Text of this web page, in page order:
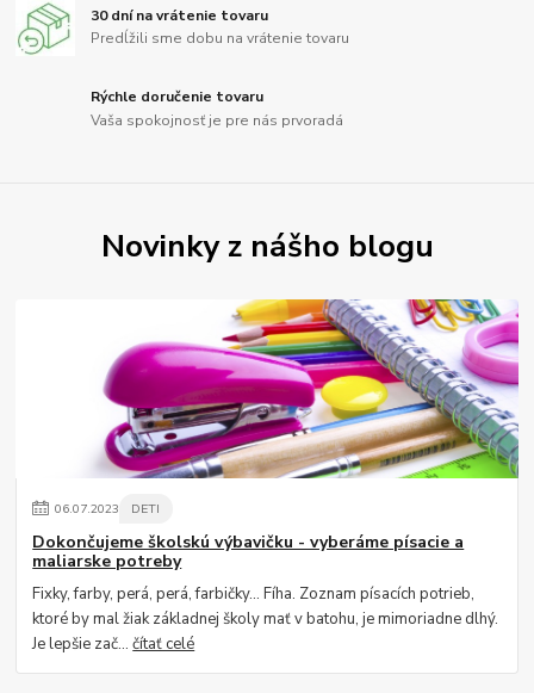
30 dní na vrátenie tovaru
Predĺžili sme dobu na vrátenie tovaru
Rýchle doručenie tovaru
Vaša spokojnosť je pre nás prvoradá
Novinky z nášho blogu
06.07.2023 DETI
Dokončujeme školskú výbavičku - vyberáme písacie a
maliarske potreby
Fixky, farby, perá, perá, farbičky... Fíha. Zoznam písacích potrieb,
ktoré by mal žiak základnej školy mať v batohu, je mimoriadne dlhý.
Je lepšie zač...čítať celé